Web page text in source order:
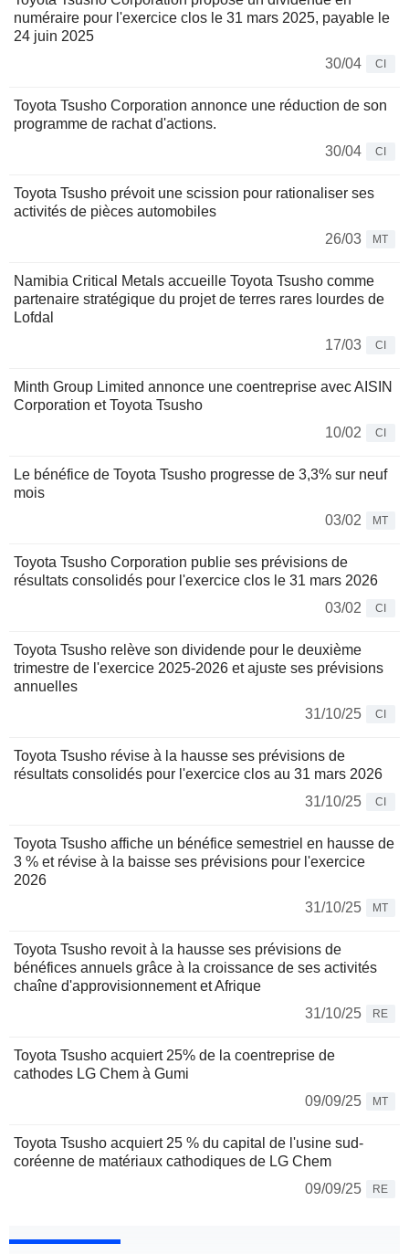
numéraire pour l'exercice clos le 31 mars 2025, payable le
24 juin 2025
30/04
CI
Toyota Tsusho Corporation annonce une réduction de son
programme de rachat d'actions.
30/04
CI
Toyota Tsusho prévoit une scission pour rationaliser ses
activités de pièces automobiles
26/03
MT
Namibia Critical Metals accueille Toyota Tsusho comme
partenaire stratégique du projet de terres rares lourdes de
Lofdal
17/03
CI
Minth Group Limited annonce une coentreprise avec AISIN
Corporation et Toyota Tsusho
10/02
CI
Le bénéfice de Toyota Tsusho progresse de 3,3% sur neuf
mois
03/02
MT
Toyota Tsusho Corporation publie ses prévisions de
résultats consolidés pour l'exercice clos le 31 mars 2026
03/02
CI
Toyota Tsusho relève son dividende pour le deuxième
trimestre de l'exercice 2025-2026 et ajuste ses prévisions
annuelles
31/10/25
CI
Toyota Tsusho révise à la hausse ses prévisions de
résultats consolidés pour l'exercice clos au 31 mars 2026
31/10/25
CI
Toyota Tsusho affiche un bénéfice semestriel en hausse de
3 % et révise à la baisse ses prévisions pour l'exercice
2026
31/10/25
MT
Toyota Tsusho revoit à la hausse ses prévisions de
bénéfices annuels grâce à la croissance de ses activités
chaîne d'approvisionnement et Afrique
31/10/25
RE
Toyota Tsusho acquiert 25% de la coentreprise de
cathodes LG Chem à Gumi
09/09/25
MT
Toyota Tsusho acquiert 25 % du capital de l'usine sud-
coréenne de matériaux cathodiques de LG Chem
09/09/25
RE